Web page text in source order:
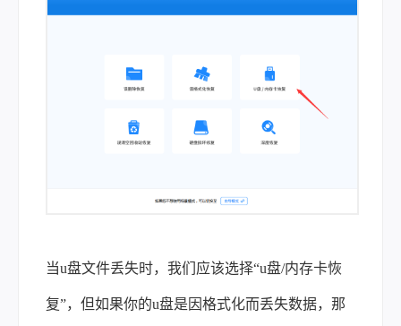
当u盘文件丢失时，我们应该选择“u盘/内存卡恢
复”，但如果你的u盘是因格式化而丢失数据，那